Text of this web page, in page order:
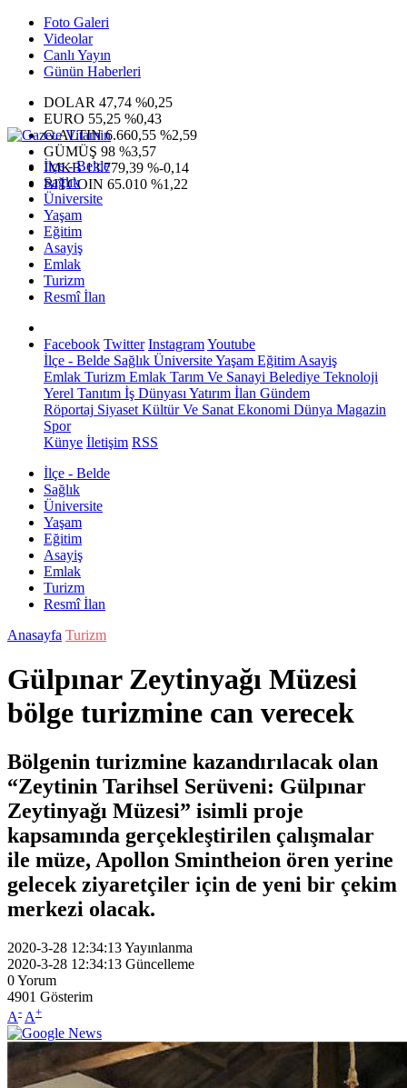
Foto Galeri
Videolar
Canlı Yayın
Günün Haberleri
DOLAR 47,74 %0,25
EURO 55,25 %0,43
G.ALTIN6.660,55 %2,59
GÜMÜŞ 98 %3,57
IMKB13.779,39 %-0,14
BITCOIN 65.010 %1,22
İlçe - Belde
Sağlık
Üniversite
Yaşam
Eğitim
Asayiş
Emlak
Turizm
Resmî İlan
Facebook Twitter InstagramYoutube
İlçe - Belde Sağlık ÜniversiteYaşam Eğitim Asayiş
Emlak Turizm Emlak Tarım Ve Sanayi Belediye Teknoloji
Yerel Tanıtım İş Dünyası Yatırım İlan Gündem
Röportaj Siyaset Kültür Ve Sanat Ekonomi Dünya Magazin
Spor
Künye İletişim RSS
İlçe - Belde
Sağlık
Üniversite
Yaşam
Eğitim
Asayiş
Emlak
Turizm
Resmî İlan
Anasayfa Turizm
Gülpınar Zeytinyağı Müzesi
bölge turizmine can verecek
Bölgenin turizmine kazandırılacak olan
“Zeytinin Tarihsel Serüveni: Gülpınar
Zeytinyağı Müzesi” isimli proje
kapsamında gerçekleştirilen çalışmalar
ile müze, Apollon Smintheion ören yerine
gelecek ziyaretçiler için de yeni bir çekim
merkezi olacak.
2020-3-28 12:34:13Yayınlanma
2020-3-28 12:34:13 Güncelleme
0Yorum
4901 Gösterim
A- A+